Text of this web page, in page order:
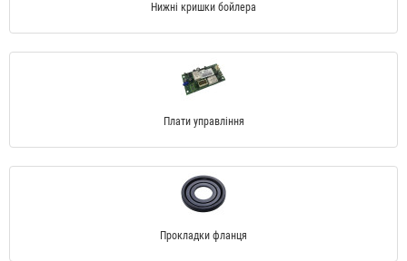
Нижні кришки бойлера
Плати управління
Прокладки фланця